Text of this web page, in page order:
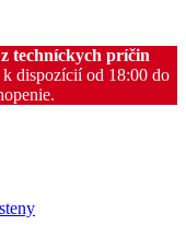
techníckych príčin
dispozícií od 18:00 do